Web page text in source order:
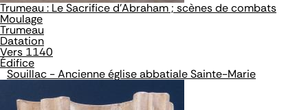
Trumeau : Le Sacrifice d'Abraham ; scènes de combats
Moulage
Trumeau
Datation
Vers 1140
Édifice
Souillac - Ancienne église abbatiale Sainte-Marie